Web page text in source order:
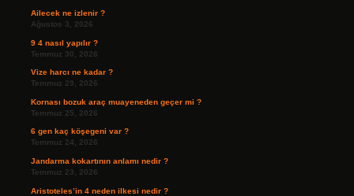
Ailecek ne izlenir ?
Ağustos 3, 2026
9 4 nasıl yapılır ?
Temmuz 30, 2026
Vize harcı ne kadar ?
Temmuz 29, 2026
Kornası bozuk araç muayeneden geçer mi ?
Temmuz 25, 2026
6 gen kaç köşegeni var ?
Temmuz 24, 2026
Jandarma kokartının anlamı nedir ?
Temmuz 23, 2026
Aristoteles’in 4 neden ilkesi nedir ?